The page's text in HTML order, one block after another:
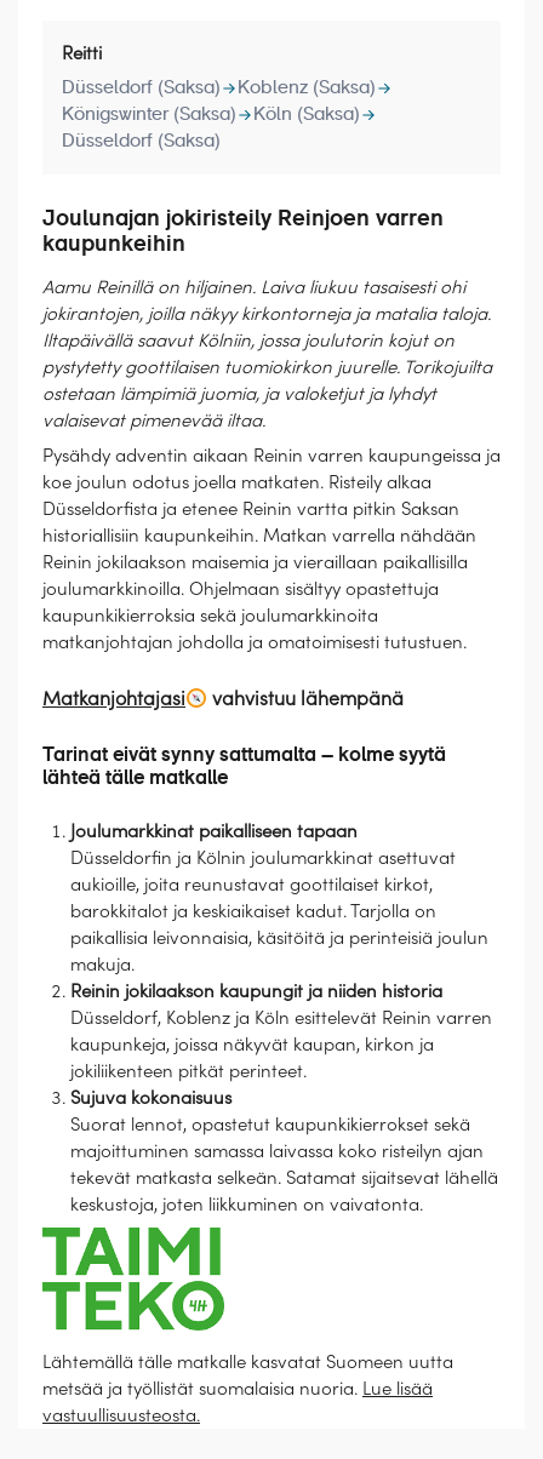
Reitti
Düsseldorf (Saksa)
Koblenz (Saksa)
Königswinter (Saksa)
Köln (Saksa)
Düsseldorf (Saksa)
Joulunajan jokiristeily Reinjoen varren
kaupunkeihin
Aamu Reinillä on hiljainen. Laiva liukuu tasaisesti ohi
jokirantojen, joilla näkyy kirkontorneja ja matalia taloja.
Iltapäivällä saavut Kölniin, jossa joulutorin kojut on
pystytetty goottilaisen tuomiokirkon juurelle. Torikojuilta
ostetaan lämpimiä juomia, ja valoketjut ja lyhdyt
valaisevat pimenevää iltaa.
Pysähdy adventin aikaan Reinin varren kaupungeissa ja
koe joulun odotus joella matkaten. Risteily alkaa
Düsseldorfista ja etenee Reinin vartta pitkin Saksan
historiallisiin kaupunkeihin. Matkan varrella nähdään
Reinin jokilaakson maisemia ja vieraillaan paikallisilla
joulumarkkinoilla. Ohjelmaan sisältyy opastettuja
kaupunkikierroksia sekä joulumarkkinoita
matkanjohtajan johdolla ja omatoimisesti tutustuen.
Matkanjohtajasi vahvistuu lähempänä
Tarinat eivät synny sattumalta – kolme syytä
lähteä tälle matkalle
Joulumarkkinat paikalliseen tapaan
Düsseldorfin ja Kölnin joulumarkkinat asettuvat
aukioille, joita reunustavat goottilaiset kirkot,
barokkitalot ja keskiaikaiset kadut. Tarjolla on
paikallisia leivonnaisia, käsitöitä ja perinteisiä joulun
makuja.
Reinin jokilaakson kaupungit ja niiden historia
Düsseldorf, Koblenz ja Köln esittelevät Reinin varren
kaupunkeja, joissa näkyvät kaupan, kirkon ja
jokiliikenteen pitkät perinteet.
Sujuva kokonaisuus
Suorat lennot, opastetut kaupunkikierrokset sekä
majoittuminen samassa laivassa koko risteilyn ajan
tekevät matkasta selkeän. Satamat sijaitsevat lähellä
keskustoja, joten liikkuminen on vaivatonta.
Lähtemällä tälle matkalle kasvatat Suomeen uutta
metsää ja työllistät suomalaisia nuoria. Lue lisää
vastuullisuusteosta.